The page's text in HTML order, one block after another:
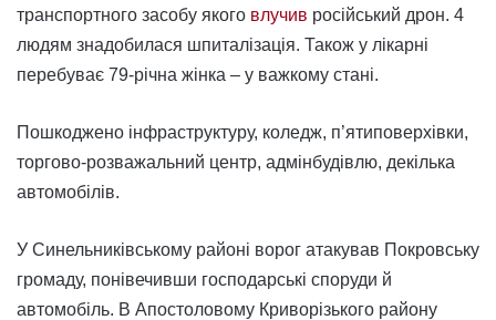
транспортного засобу якого влучив російський дрон. 4
людям знадобилася шпиталізація. Також у лікарні
перебуває 79-річна жінка – у важкому стані.
Пошкоджено інфраструктуру, коледж, п’ятиповерхівки,
торгово-розважальний центр, адмінбудівлю, декілька
автомобілів.
У Синельниківському районі ворог атакував Покровську
громаду, понівечивши господарські споруди й
автомобіль. В Апостоловому Криворізького району